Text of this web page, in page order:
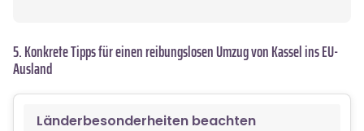
5. Konkrete Tipps für einen reibungslosen Umzug von Kassel ins EU-
Ausland
Länderbesonderheiten beachten